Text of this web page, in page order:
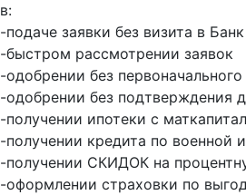
в:
-подаче заявки без визита в Банк
-быстром рассмотрении заявок
-одобрении без первоначального
-одобрении без подтверждения
-получении ипотеки с
-получении кредита по военной
-получении СКИДОК на
-оформлении страховки по